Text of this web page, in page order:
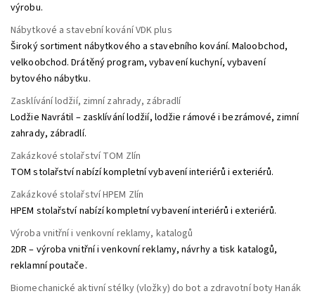
výrobu.
Nábytkové a stavební kování VDK plus
Široký sortiment nábytkového a stavebního kování. Maloobchod,
velkoobchod. Drátěný program, vybavení kuchyní, vybavení
bytového nábytku.
Zasklívání lodžií, zimní zahrady, zábradlí
Lodžie Navrátil – zasklívání lodžií, lodžie rámové i bezrámové, zimní
zahrady, zábradlí.
Zakázkové stolařství TOM Zlín
TOM stolařství nabízí kompletní vybavení interiérů i exteriérů.
Zakázkové stolařství HPEM Zlín
HPEM stolařství nabízí kompletní vybavení interiérů i exteriérů.
Výroba vnitřní i venkovní reklamy, katalogů
2DR – výroba vnitřní i venkovní reklamy, návrhy a tisk katalogů,
reklamní poutače.
Biomechanické aktivní stélky (vložky) do bot a zdravotní boty Hanák